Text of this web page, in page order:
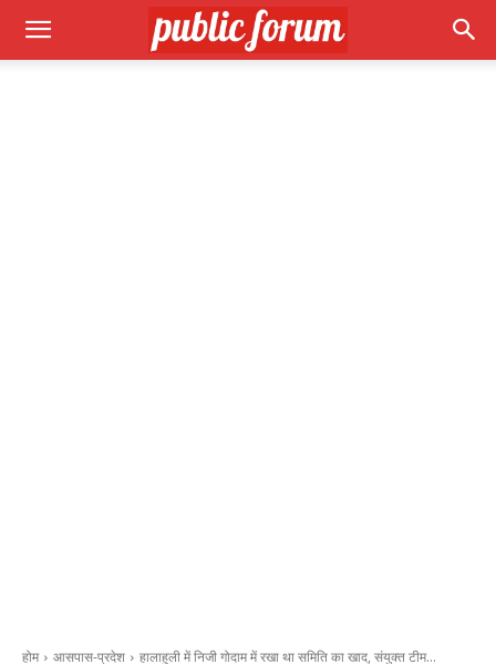
होम आसपास-प्रदेश हालाहुली में निजी गोदाम में रखा था समिति का खाद, संयुक्त टीम...